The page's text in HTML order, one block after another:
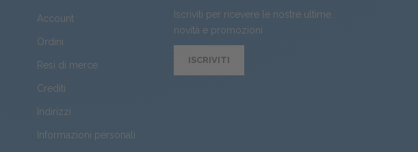
Account
Ordini
Resi di merce
Crediti
Indirizzi
Informazioni personali
Iscriviti per ricevere le nostre ultime
novità e promozioni
ISCRIVITI